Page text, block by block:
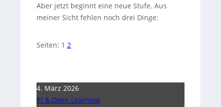
Aber jetzt beginnt eine neue Stufe. Aus
meiner Sicht fehlen noch drei Dinge:
Seiten: 1 2
4. März 2026
KI & Deep Learning